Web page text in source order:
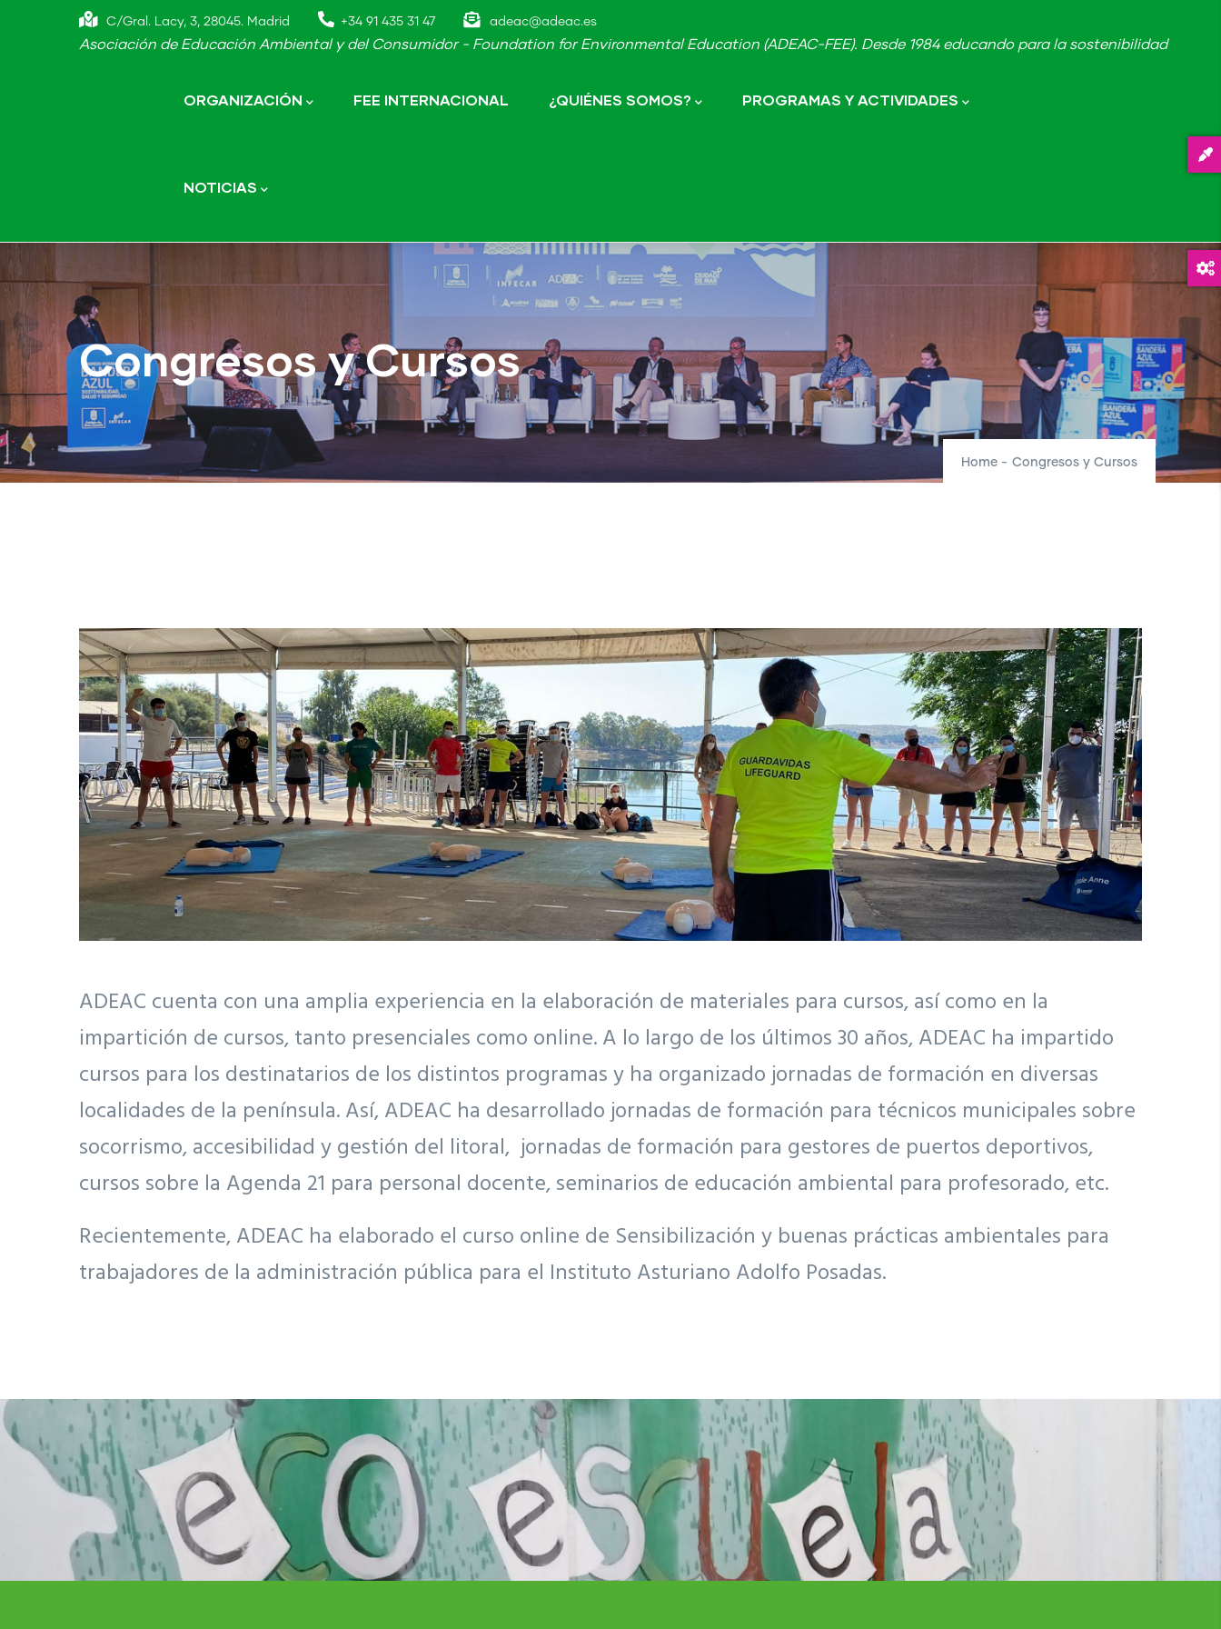
C/Gral. Lacy, 3, 28045. Madrid +34 91 435 31 47 adeac@adeac.es
Asociación de Educación Ambiental y del Consumidor - Foundation for Environmental Education (ADEAC-FEE). Desde 1984 educando para la sostenibilidad
navigation
ORGANIZACIÓN FEE INTERNACIONAL ¿QUIÉNES SOMOS? PROGRAMAS Y ACTIVIDADES
NOTICIAS
Congresos y Cursos
Home - Congresos y Cursos
ADEAC cuenta con una amplia experiencia en la elaboración de materiales para cursos, así como en la
impartición de cursos, tanto presenciales como online. A lo largo de los últimos 30 años, ADEAC ha impartido
cursos para los destinatarios de los distintos programas y ha organizado jornadas de formación en diversas
localidades de la península. Así, ADEAC ha desarrollado jornadas de formación para técnicos municipales sobre
socorrismo, accesibilidad y gestión del litoral, jornadas de formación para gestores de puertos deportivos,
cursos sobre la Agenda 21 para personal docente, seminarios de educación ambiental para profesorado, etc.
Recientemente, ADEAC ha elaborado el curso online de Sensibilización y buenas prácticas ambientales para
trabajadores de la administración pública para el Instituto Asturiano Adolfo Posadas.